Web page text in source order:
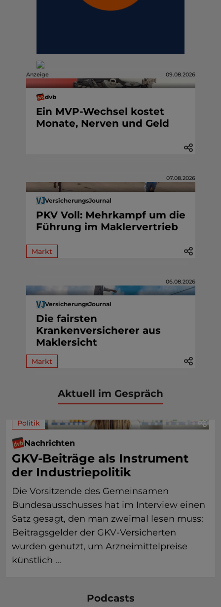
Anzeige 09.08.2026
dvb
Ein MVP-Wechsel kostet
Monate, Nerven und Geld
07.08.2026
VersicherungsJournal
PKV Voll: Mehrkampf um die
Führung im Maklervertrieb
Markt
06.08.2026
VersicherungsJournal
Die fairsten
Krankenversicherer aus
Maklersicht
Markt
Aktuell im Gespräch
Politik
Nachrichten
GKV-Beiträge als Instrument
der Industriepolitik
Die Vorsitzende des Gemeinsamen
Bundesausschusses hat im Interview einen
Satz gesagt, den man zweimal lesen muss:
Beitragsgelder der GKV-Versicherten
wurden genutzt, um Arzneimittelpreise
künstlich ...
Podcasts